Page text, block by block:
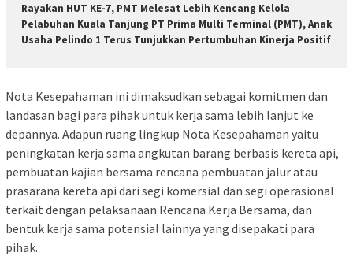
Rayakan HUT KE-7, PMT Melesat Lebih Kencang Kelola
Pelabuhan Kuala Tanjung PT Prima Multi Terminal (PMT), Anak
Usaha Pelindo 1 Terus Tunjukkan Pertumbuhan Kinerja Positif
Nota Kesepahaman ini dimaksudkan sebagai komitmen dan
landasan bagi para pihak untuk kerja sama lebih lanjut ke
depannya. Adapun ruang lingkup Nota Kesepahaman yaitu
peningkatan kerja sama angkutan barang berbasis kereta api,
pembuatan kajian bersama rencana pembuatan jalur atau
prasarana kereta api dari segi komersial dan segi operasional
terkait dengan pelaksanaan Rencana Kerja Bersama, dan
bentuk kerja sama potensial lainnya yang disepakati para
pihak.